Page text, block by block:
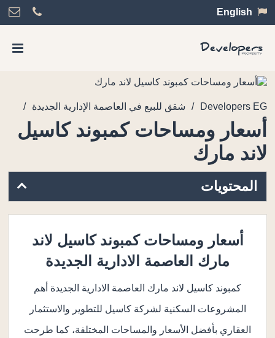
English
Developers EG
/ شقق للبيع في العاصمة الإدارية الجديدة /
أسعار ومساحات كمبوند كاسيل
لاند مارك
المحتويات
أسعار ومساحات كمبوند كاسيل لاند
مارك العاصمة الادارية الجديدة
كمبوند كاسيل لاند مارك العاصمة الادارية الجديدة أهم
المشروعات السكنية لشركة كاسيل للتطوير والاستثمار
العقاري بأفضل الأسعار والمساحات المختلفة، كما طرحت